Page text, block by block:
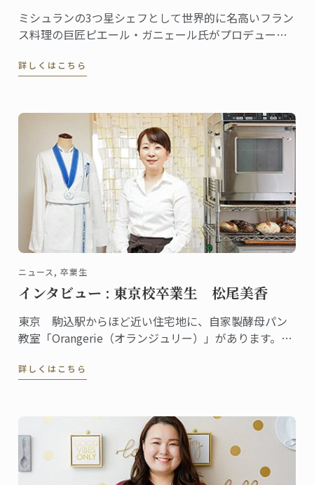
ミシュランの3つ星シェフとして世界的に名高いフラン
ス料理の巨匠ピエール・ガニェール氏がプロデュース
ターコンチネンタルホテル東京にある同レストランに
詳しくはこちら
ニュース, 卒業生
インタビュー : 東京校卒業生 松尾美香
東京 駒込駅からほど近い住宅地に、自家製酵母パン
教室「Orangerie（オランジュリー）」があります。の
動画をアップしている人気の自家製パン教室を主宰し
詳しくはこちら